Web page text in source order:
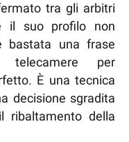
tra gli arbitri
il suo profilo non
bastata una frase
telecamere per
È una tecnica
decisione sgradita
ribaltamento della